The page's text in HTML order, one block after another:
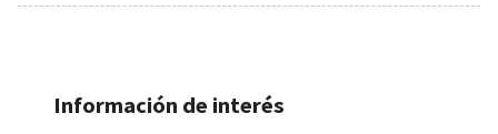
Información de interés